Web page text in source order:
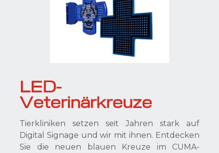
LED-
Veterinärkreuze
Tierkliniken setzen seit Jahren stark auf
Digital Signage und wir mit ihnen. Entdecken
Sie die neuen blauen Kreuze im CUMA-